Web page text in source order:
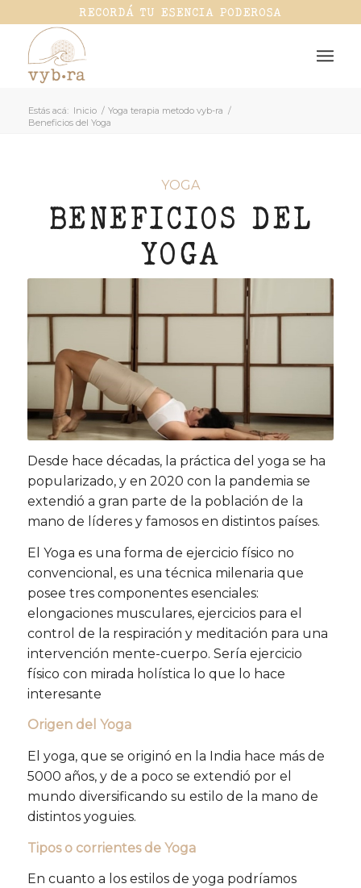
RECORDÁ TU ESENCIA PODEROSA
Estás acá: Inicio / Yoga terapia metodo vyb-ra /
Beneficios del Yoga
YOGA
BENEFICIOS DEL
YOGA
Desde hace décadas, la práctica del yoga se ha
popularizado, y en 2020 con la pandemia se
extendió a gran parte de la población de la
mano de líderes y famosos en distintos países.
El Yoga es una forma de ejercicio físico no
convencional, es una técnica milenaria que
posee tres componentes esenciales:
elongaciones musculares, ejercicios para el
control de la respiración y meditación para una
intervención mente-cuerpo. Sería ejercicio
físico con mirada holística lo que lo hace
interesante
Origen del Yoga
El yoga, que se originó en la India hace más de
5000 años, y de a poco se extendió por el
mundo diversificando su estilo de la mano de
distintos yoguies.
Tipos o corrientes de Yoga
En cuanto a los estilos de yoga podríamos